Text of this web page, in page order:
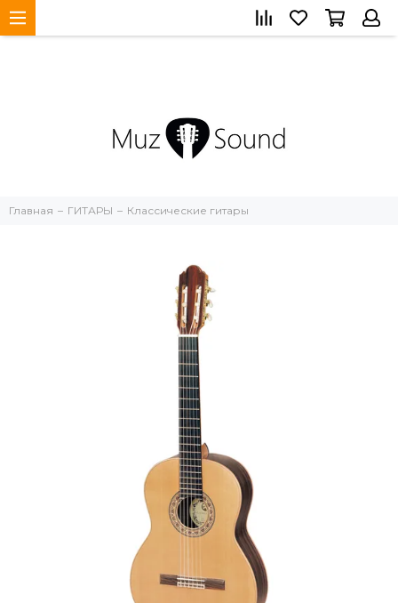
Главная ГИТАРЫ Классические гитары